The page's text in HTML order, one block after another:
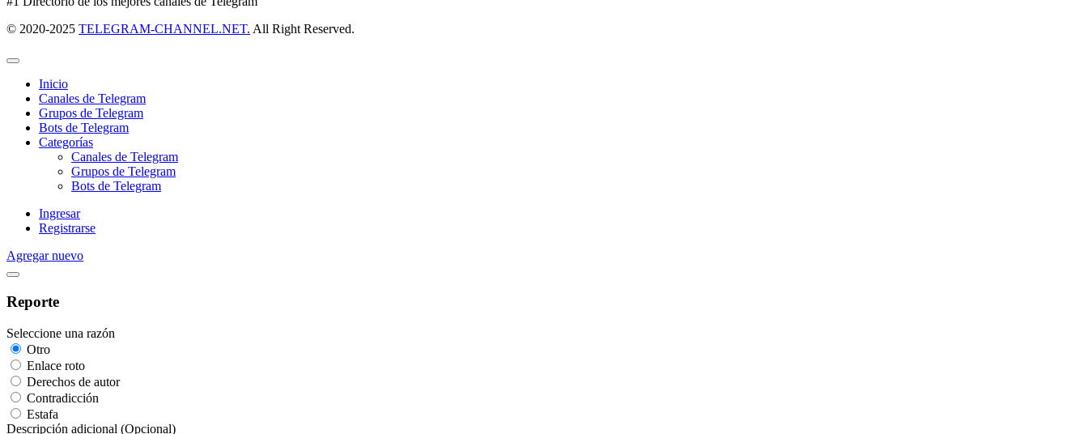
© 2020-2025 TELEGRAM-CHANNEL.NET. All Right Reserved.
Inicio
Canales de Telegram
Grupos de Telegram
Bots de Telegram
Categorías
Canales de Telegram
Grupos de Telegram
Bots de Telegram
Ingresar
Registrarse
Agregar nuevo
Reporte
Seleccione una razón
Otro
Enlace roto
Derechos de autor
Contradicción
Estafa
Descripción adicional (Opcional)